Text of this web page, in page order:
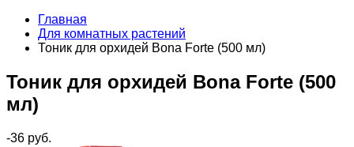
Главная
Для комнатных растений
Тоник для орхидей Bona Forte (500 мл)
Тоник для орхидей Bona Forte (500
мл)
-36 руб.